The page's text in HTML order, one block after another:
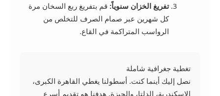
تفريغ الخزان سنوياً: قم بتفريغ ربع السخان مرة
كل شهرين عبر صمام الصرف للتخلص من
الرواسب المتراكمة في القاع.
تغطية جغرافية شاملة
نصل إليك أينما كنت. أسطولنا يغطي القاهرة الكبرى،
الإسكندرية، الدلتا، والجيزة. هدفنا هو تقديم أسرع